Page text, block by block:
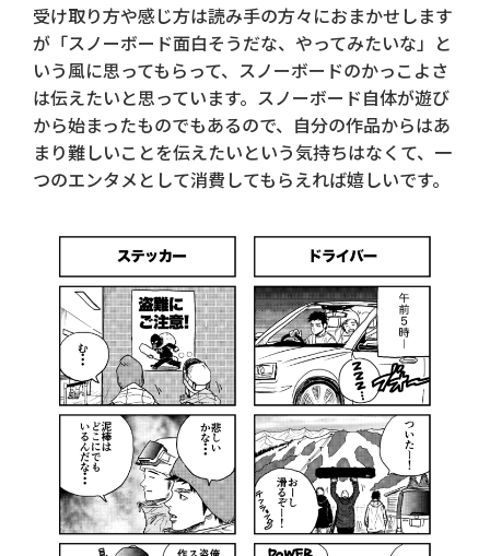
受け取り方や感じ方は読み手の方々におまかせします
が「スノーボード面白そうだな、やってみたいな」と
いう風に思ってもらって、スノーボードのかっこよさ
は伝えたいと思っています。スノーボード自体が遊び
から始まったものでもあるので、自分の作品からはあ
まり難しいことを伝えたいという気持ちはなくて、一
つのエンタメとして消費してもらえれば嬉しいです。